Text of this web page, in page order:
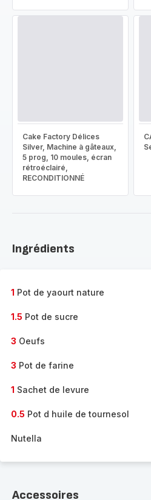
Cake Factory Délices
Silver, Machine à gâteaux,
5 prog, 10 moules, écran
rétroéclairé,
RECONDITIONNÉ
Ingrédients
1 Pot de yaourt nature
1.5 Pot de sucre
3 Oeufs
3 Pot de farine
1 Sachet de levure
0.5 Pot d huile de tournesol
Nutella
Accessoires